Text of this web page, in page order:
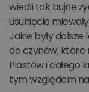
wiedli tak bujne
usunięcia
Jakie były
do czynów, które
Piastów i całego
tym względem